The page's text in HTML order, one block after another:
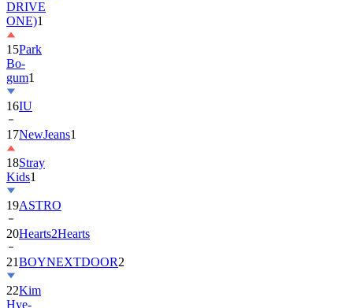
15Park
Bo-
gum1
16IU
17NewJeans
18Stray
Kids
19ASTRO
20Hearts2Hearts
21BOYNEXTDOOR
22Kim
Hye-
yoon